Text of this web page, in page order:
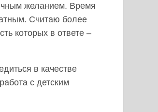
желанием. Время
Считаю более
которых в ответе –
в качестве
с детским